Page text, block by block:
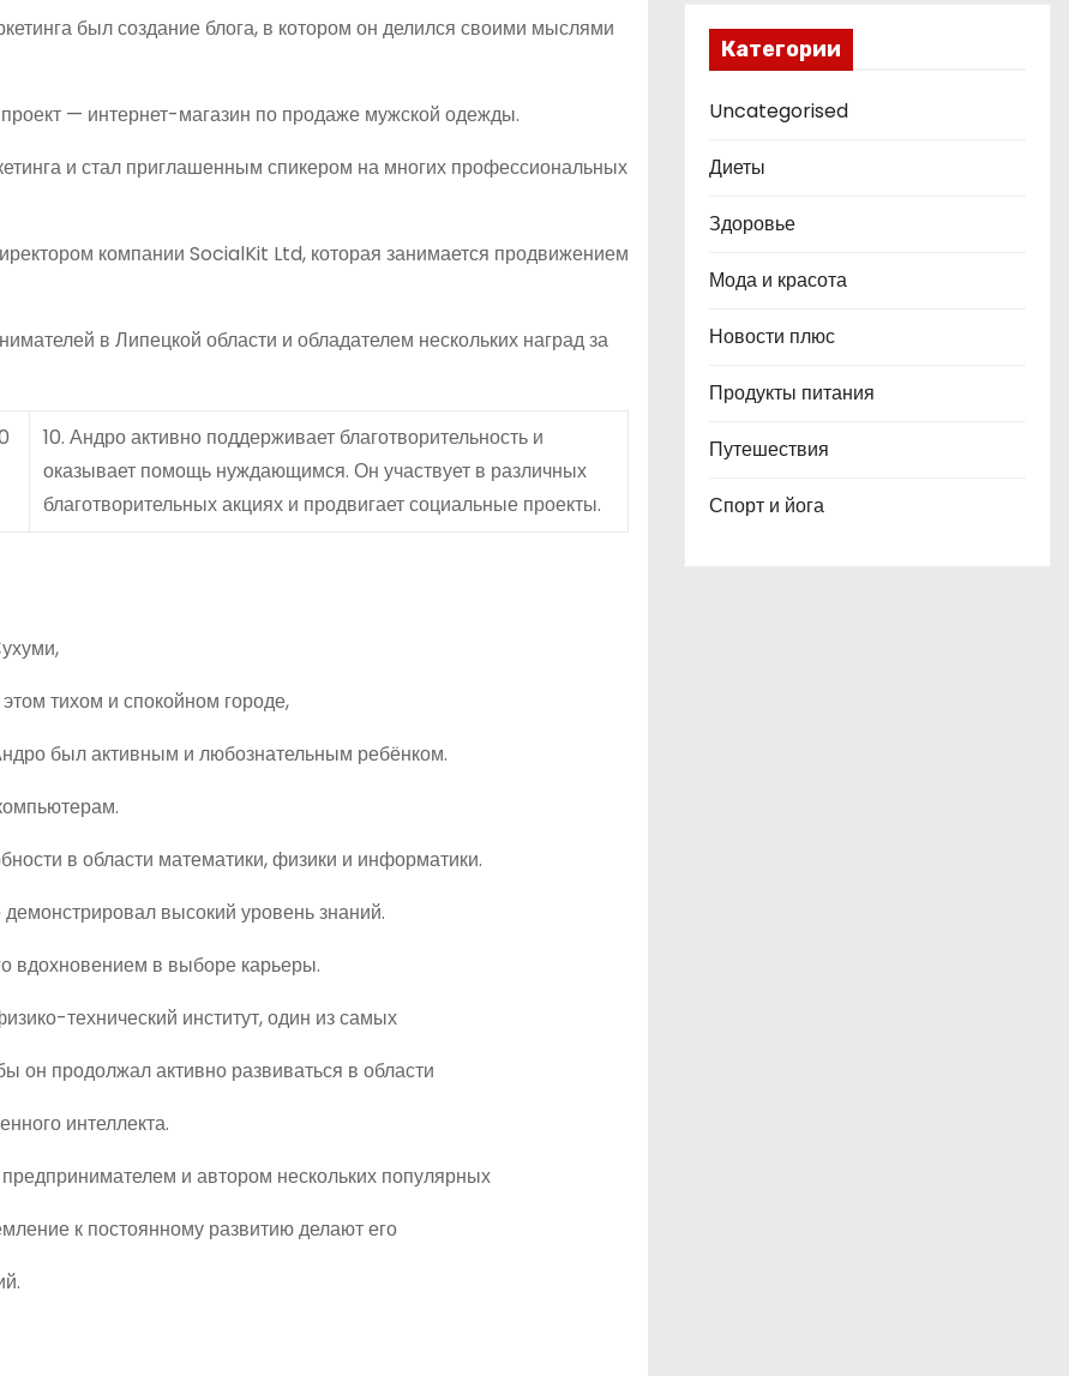
был создание блога, в котором он делился своими мыслями
— интернет-магазин по продаже мужской одежды.
и стал приглашенным спикером на многих профессиональных
компании SocialKit Ltd, которая занимается продвижением
в Липецкой области и обладателем нескольких наград за
10. Андро активно поддерживает благотворительность и
оказывает помощь нуждающимся. Он участвует в различных
благотворительных акциях и продвигает социальные проекты.
тихом и спокойном городе,
был активным и любознательным ребёнком.
в области математики, физики и информатики.
высокий уровень знаний.
вдохновением в выборе карьеры.
технический институт, один из самых
он продолжал активно развиваться в области
интеллекта.
и автором нескольких популярных
к постоянному развитию делают его
Категории
Uncategorised
Диеты
Здоровье
Мода и красота
Новости плюс
Продукты питания
Путешествия
Спорт и йога